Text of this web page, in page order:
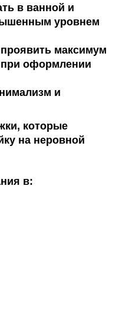
в ванной и
уровнем
максимум
при оформлении
и
которые
на неровной
в: